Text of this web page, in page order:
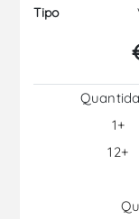
Tipo
1+
12+